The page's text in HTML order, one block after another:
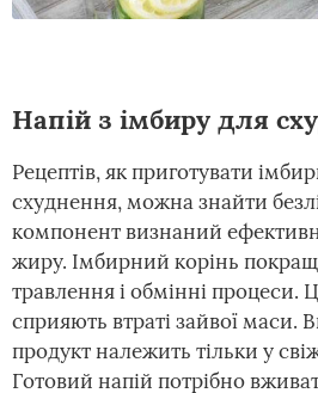
Напій з імбиру для
Рецептів, як приготувати
схуднення, можна знайти
компонент визнаний
жиру. Імбирний корінь
травлення і обмінні процеси.
сприяють втраті зайвої маси.
продукт належить тільки у
Готовий напій потрібно